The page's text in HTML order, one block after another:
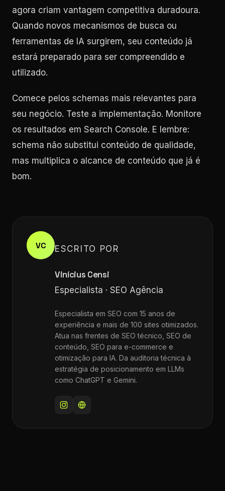
agora criam vantagem competitiva duradoura.
Quando novos mecanismos de busca ou
ferramentas de IA surgirem, seu conteúdo já
estará preparado para ser compreendido e
utilizado.
Comece pelos schemas mais relevantes para
seu negócio. Teste a implementação. Monitore
os resultados em Search Console. E lembre:
schema não substitui conteúdo de qualidade,
mas multiplica o alcance de conteúdo que já é
bom.
VC ESCRITO POR
Vinícius Censi
Especialista · SEO Agência
Especialista em SEO com 15 anos de
experiência e mais de 100 sites otimizados.
Atua nas frentes de SEO técnico, SEO de
conteúdo, SEO para e-commerce e
otimização para IA. Da auditoria técnica à
estratégia de posicionamento em LLMs
como ChatGPT e Gemini.